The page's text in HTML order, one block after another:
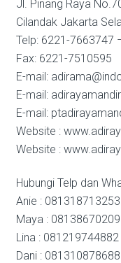
Jl. Pinang Raya
Cilandak Jakarta
Telp: 6221-7663747
Fax: 6221-7510595
E-mail:
E-mail:
E-mail:
Website :
Website :
Hubungi Telp dan
Anie : 081318713253
Maya :
Lina : 081219744882
Dani : 081310878688